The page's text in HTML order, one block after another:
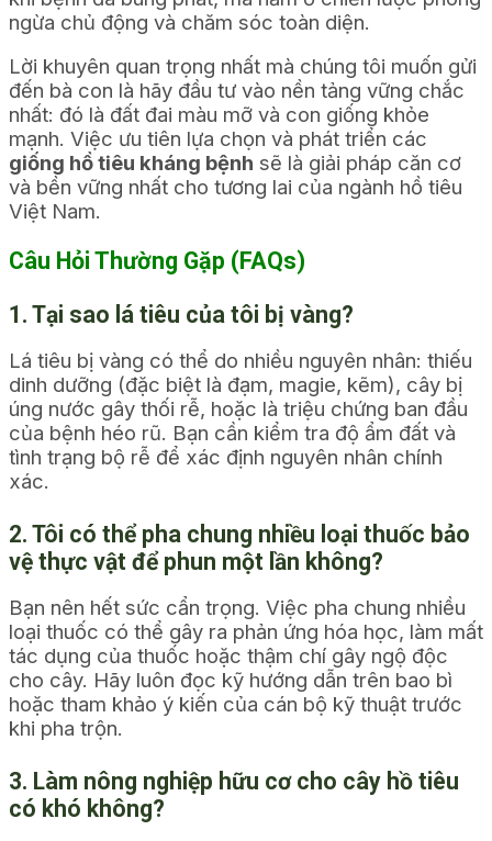
ngừa chủ động và chăm sóc toàn diện.
Lời khuyên quan trọng nhất mà chúng tôi muốn gửi
đến bà con là hãy đầu tư vào nền tảng vững chắc
nhất: đó là đất đai màu mỡ và con giống khỏe
mạnh. Việc ưu tiên lựa chọn và phát triển các
giống hồ tiêu kháng bệnh sẽ là giải pháp căn cơ
và bền vững nhất cho tương lai của ngành hồ tiêu
Việt Nam.
Câu Hỏi Thường Gặp (FAQs)
1. Tại sao lá tiêu của tôi bị vàng?
Lá tiêu bị vàng có thể do nhiều nguyên nhân: thiếu
dinh dưỡng (đặc biệt là đạm, magie, kẽm), cây bị
úng nước gây thối rễ, hoặc là triệu chứng ban đầu
của bệnh héo rũ. Bạn cần kiểm tra độ ẩm đất và
tình trạng bộ rễ để xác định nguyên nhân chính
xác.
2. Tôi có thể pha chung nhiều loại thuốc bảo
vệ thực vật để phun một lần không?
Bạn nên hết sức cẩn trọng. Việc pha chung nhiều
loại thuốc có thể gây ra phản ứng hóa học, làm mất
tác dụng của thuốc hoặc thậm chí gây ngộ độc
cho cây. Hãy luôn đọc kỹ hướng dẫn trên bao bì
hoặc tham khảo ý kiến của cán bộ kỹ thuật trước
khi pha trộn.
3. Làm nông nghiệp hữu cơ cho cây hồ tiêu
có khó không?